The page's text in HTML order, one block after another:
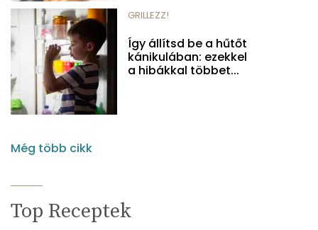
GRILLEZZ!
Így állítsd be a hűtőt
kánikulában: ezekkel
a hibákkal többet...
Még több cikk
Top Receptek